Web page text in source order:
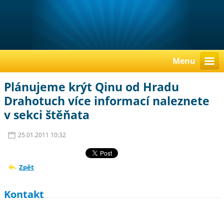
Menu
Plánujeme krýt Qinu od Hradu
Drahotuch více informací naleznete
v sekci štěňata
25.01.2011 10:32
Zpět
Kontakt